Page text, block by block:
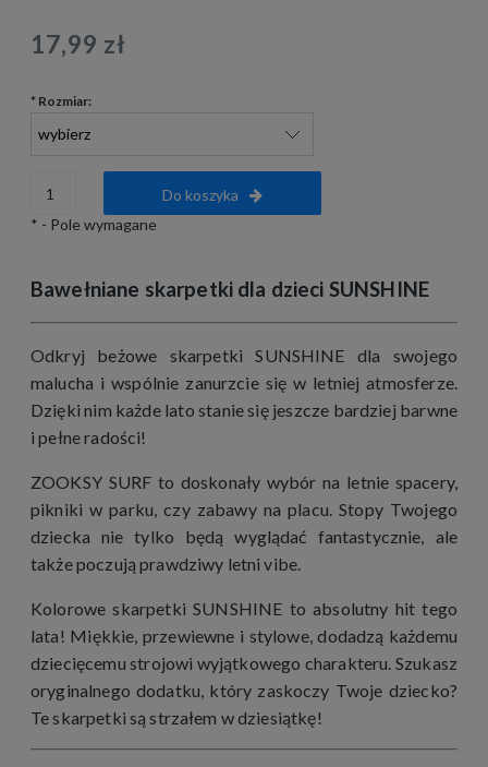
17,99 zł
* Rozmiar:
Do koszyka
* - Pole wymagane
Bawełniane skarpetki dla dzieci SUNSHINE
Odkryj beżowe skarpetki SUNSHINE dla swojego
malucha i wspólnie zanurzcie się w letniej atmosferze.
Dzięki nim każde lato stanie się jeszcze bardziej barwne
i pełne radości!
ZOOKSY SURF to doskonały wybór na letnie spacery,
pikniki w parku, czy zabawy na placu. Stopy Twojego
dziecka nie tylko będą wyglądać fantastycznie, ale
także poczują prawdziwy letni vibe.
Kolorowe skarpetki SUNSHINE to absolutny hit tego
lata! Miękkie, przewiewne i stylowe, dodadzą każdemu
dziecięcemu strojowi wyjątkowego charakteru. Szukasz
oryginalnego dodatku, który zaskoczy Twoje dziecko?
Te skarpetki są strzałem w dziesiątkę!